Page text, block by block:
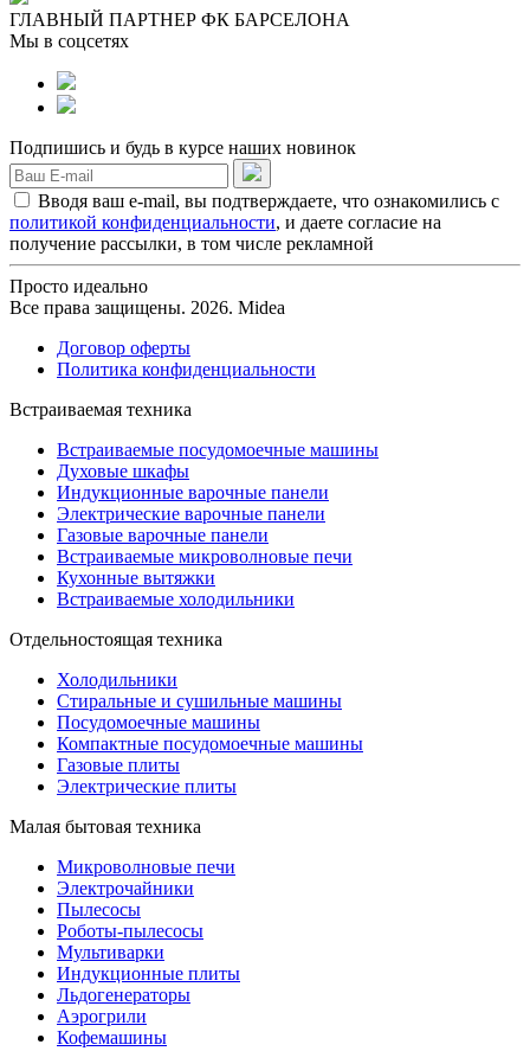
ГЛАВНЫЙ ПАРТНЕР ФК БАРСЕЛОНА
Мы в соцсетях
Подпишись и будь в курсе наших новинок
Вводя ваш e-mail, вы подтверждаете, что ознакомились с
политикой конфиденциальности, и даете согласие на
получение рассылки, в том числе рекламной
Просто идеально
Все права защищены. 2026. Midea
Договор оферты
Политика конфиденциальности
Встраиваемая техника
Встраиваемые посудомоечные машины
Духовые шкафы
Индукционные варочные панели
Электрические варочные панели
Газовые варочные панели
Встраиваемые микроволновые печи
Кухонные вытяжки
Встраиваемые холодильники
Отдельностоящая техника
Холодильники
Стиральные и сушильные машины
Посудомоечные машины
Компактные посудомоечные машины
Газовые плиты
Электрические плиты
Малая бытовая техника
Микроволновые печи
Электрочайники
Пылесосы
Роботы-пылесосы
Мультиварки
Индукционные плиты
Льдогенераторы
Аэрогрили
Кофемашины